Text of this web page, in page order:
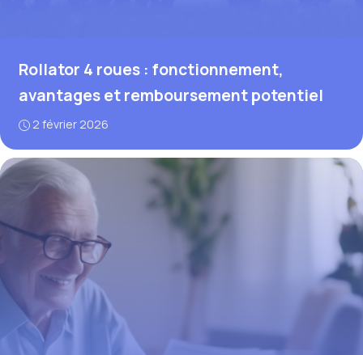
Rollator 4 roues : fonctionnement,
avantages et remboursement potentiel
2 février 2026